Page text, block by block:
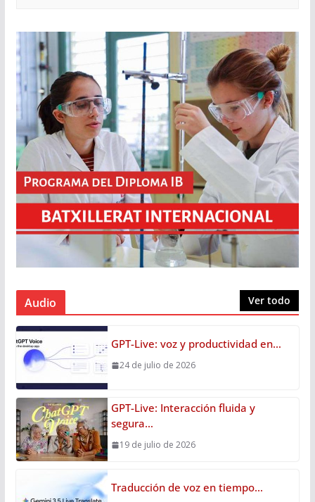
Audio Ver todo
GPT-Live: voz y productividad en…
24 de julio de 2026
GPT-Live: Interacción fluida y
segura…
19 de julio de 2026
Traducción de voz en tiempo…